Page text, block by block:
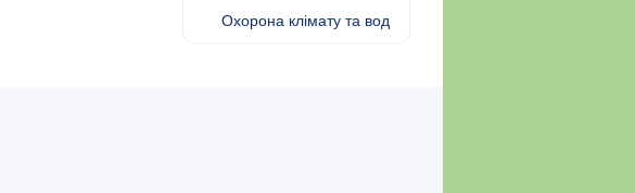
Охорона клімату та вод